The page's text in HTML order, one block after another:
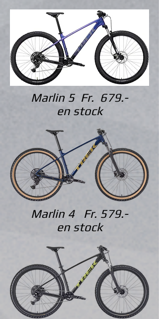
Marlin 5 Fr. 679.-
en stock
Marlin 4 Fr. 579.-
en stock